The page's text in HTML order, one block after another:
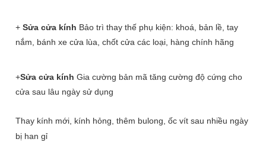
+ Sửa cửa kính Bảo trì thay thế phụ kiện: khoá, bản lề, tay
nắm, bánh xe cửa lùa, chốt cửa các loại, hàng chính hãng
+Sửa cửa kính Gia cường bản mã tăng cường độ cứng cho
cửa sau lâu ngày sử dụng
Thay kính mới, kính hỏng, thêm bulong, ốc vít sau nhiều ngày
bị han gỉ